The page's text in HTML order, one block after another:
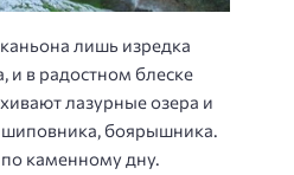
лишь изредка
и в радостном блеске
лазурные озера и
шиповника, боярышника.
каменному дну.